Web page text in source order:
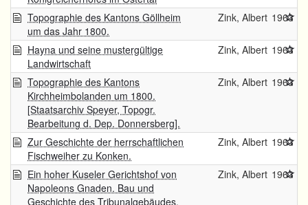
Topographie des Kantons Göllheim
um das Jahr 1800.
Zink, Albert 1963
Hayna und seine mustergültige
Landwirtschaft
Zink, Albert 1963
Topographie des Kantons
Kirchheimbolanden um 1800.
[Staatsarchiv Speyer, Topogr.
Bearbeitung d. Dep. Donnersberg].
Zink, Albert 1963
Zur Geschichte der herrschaftlichen
Fischweiher zu Konken.
Zink, Albert 1963
Ein hoher Kuseler Gerichtshof von
Napoleons Gnaden. Bau und
Geschichte des Tribunalgebäudes.
Zink, Albert 1963